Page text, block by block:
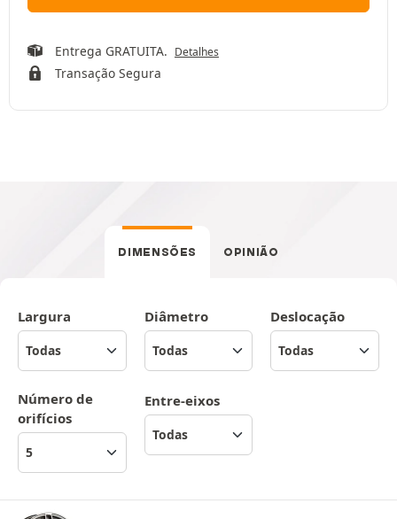
Entrega GRATUITA. Detalhes
Transação Segura
DIMENSÕES OPINIÃO
Largura Diâmetro Deslocação
Número de
orifícios
Entre-eixos